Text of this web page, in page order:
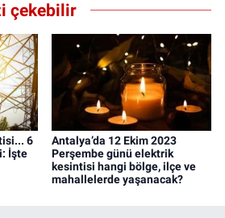
çekebilir
6
İşte
Antalya’da 12 Ekim 2023
Perşembe günü elektrik
kesintisi hangi bölge, ilçe ve
mahallelerde yaşanacak?